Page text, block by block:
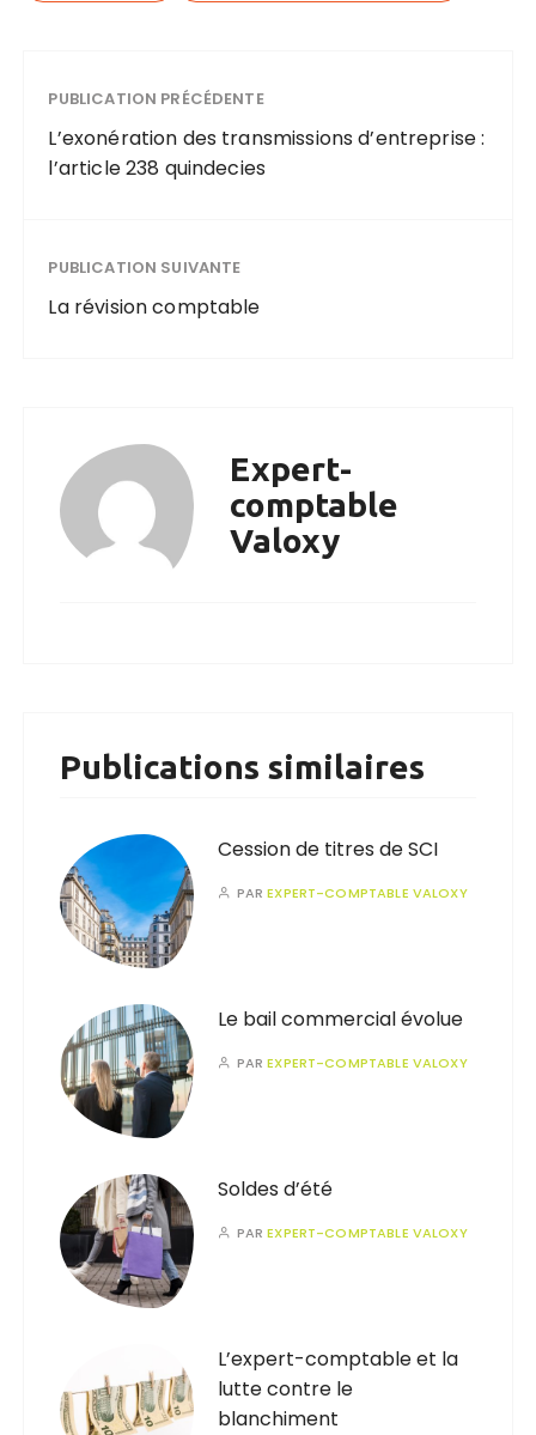
PUBLICATION PRÉCÉDENTE
L’exonération des transmissions d’entreprise :
l’article 238 quindecies
PUBLICATION SUIVANTE
La révision comptable
Expert-
comptable
Valoxy
Publications similaires
Cession de titres de SCI
PAREXPERT-COMPTABLE VALOXY
Le bail commercial évolue
PAREXPERT-COMPTABLE VALOXY
Soldes d’été
PAREXPERT-COMPTABLE VALOXY
L’expert-comptable et la
lutte contre le
blanchiment